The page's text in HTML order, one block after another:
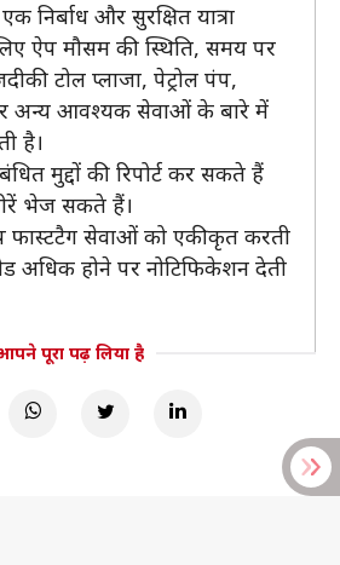
एक निर्बाध और सुरक्षित यात्रा
ऐप मौसम की स्थिति, समय पर
टोल प्लाजा, पेट्रोल पंप,
अन्य आवश्यक सेवाओं के बारे में
है।
मुद्दों की रिपोर्ट कर सकते हैं
भेज सकते हैं।
फास्टटैग सेवाओं को एकीकृत करती
अधिक होने पर नोटिफिकेशन देती
पूरा पढ़ लिया है